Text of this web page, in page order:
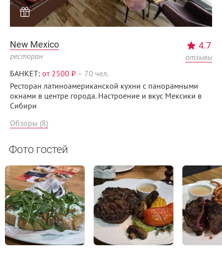
New Mexico
ресторан
4.7
отзывы
БАНКЕТ: от 2500 ₽ – 70 чел.
Ресторан латиноамериканской кухни с панорамными
окнами в центре города. Настроение и вкус Мексики в
Сибири
Обзоры (8)
Фото гостей